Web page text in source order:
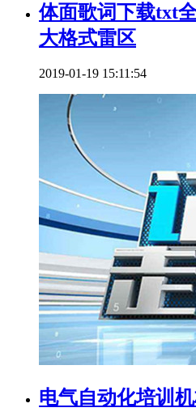
体面歌词下载txt
大格式雷区
2019-01-19 15:11:54
电气自动化培训